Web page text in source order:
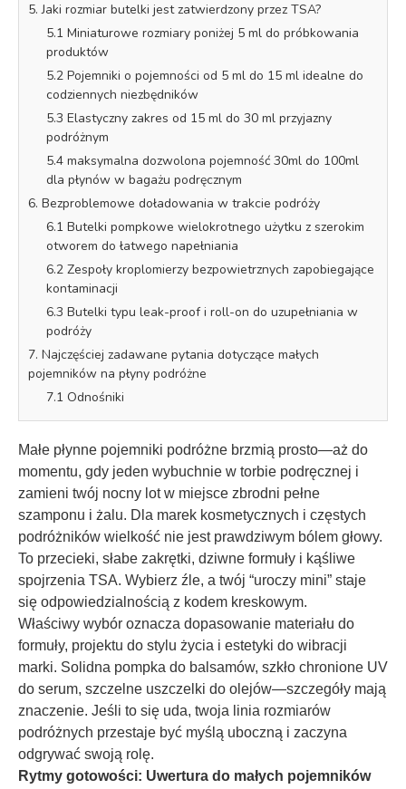
5. Jaki rozmiar butelki jest zatwierdzony przez TSA?
5.1 Miniaturowe rozmiary poniżej 5 ml do próbkowania
produktów
5.2 Pojemniki o pojemności od 5 ml do 15 ml idealne do
codziennych niezbędników
5.3 Elastyczny zakres od 15 ml do 30 ml przyjazny
podróżnym
5.4 maksymalna dozwolona pojemność 30ml do 100ml
dla płynów w bagażu podręcznym
6. Bezproblemowe doładowania w trakcie podróży
6.1 Butelki pompkowe wielokrotnego użytku z szerokim
otworem do łatwego napełniania
6.2 Zespoły kroplomierzy bezpowietrznych zapobiegające
kontaminacji
6.3 Butelki typu leak-proof i roll-on do uzupełniania w
podróży
7. Najczęściej zadawane pytania dotyczące małych
pojemników na płyny podróżne
7.1 Odnośniki
Małe płynne pojemniki podróżne brzmią prosto—aż do
momentu, gdy jeden wybuchnie w torbie podręcznej i
zamieni twój nocny lot w miejsce zbrodni pełne
szamponu i żalu. Dla marek kosmetycznych i częstych
podróżników wielkość nie jest prawdziwym bólem głowy.
To przecieki, słabe zakrętki, dziwne formuły i kąśliwe
spojrzenia TSA. Wybierz źle, a twój “uroczy mini” staje
się odpowiedzialnością z kodem kreskowym.
Właściwy wybór oznacza dopasowanie materiału do
formuły, projektu do stylu życia i estetyki do wibracji
marki. Solidna pompka do balsamów, szkło chronione UV
do serum, szczelne uszczelki do olejów—szczegóły mają
znaczenie. Jeśli to się uda, twoja linia rozmiarów
podróżnych przestaje być myślą uboczną i zaczyna
odgrywać swoją rolę.
Rytmy gotowości: Uwertura do małych pojemników